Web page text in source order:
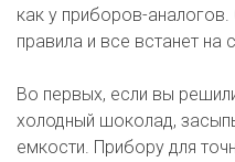
как у приборов-
правила и все встанет на
Во первых, если вы
холодный шоколад,
емкости. Прибору для